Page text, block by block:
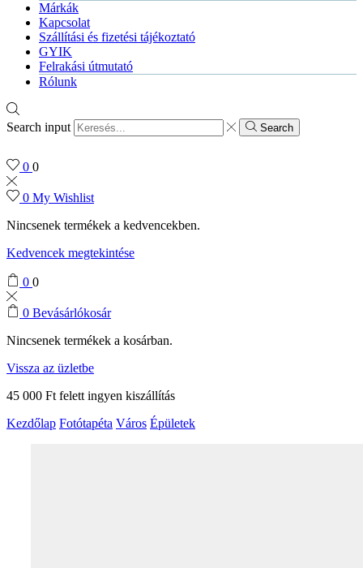
Márkák
Kapcsolat
Szállítási és fizetési tájékoztató
GYIK
Felrakási útmutató
Rólunk
Search input Search
0 0
0 My Wishlist
Nincsenek termékek a kedvencekben.
Kedvencek megtekintése
0 0
0 Bevásárlókosár
Nincsenek termékek a kosárban.
Vissza az üzletbe
45 000 Ft felett ingyen kiszállítás
Kezdőlap Fotótapéta Város Épületek